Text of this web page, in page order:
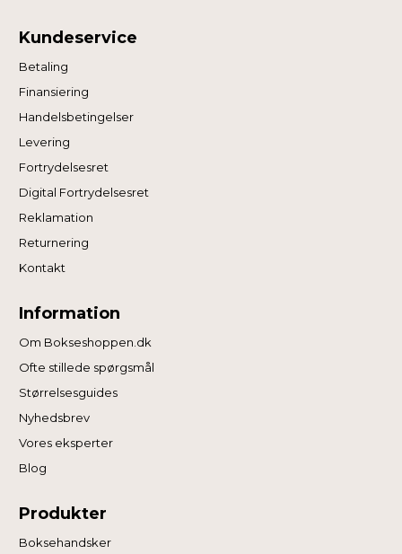
Kundeservice
Betaling
Finansiering
Handelsbetingelser
Levering
Fortrydelsesret
Digital Fortrydelsesret
Reklamation
Returnering
Kontakt
Information
Om Bokseshoppen.dk
Ofte stillede spørgsmål
Størrelsesguides
Nyhedsbrev
Vores eksperter
Blog
Produkter
Boksehandsker